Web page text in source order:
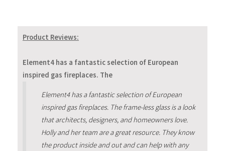
Product Reviews:
Element4 has a fantastic selection of European
inspired gas fireplaces. The
Element4 has a fantastic selection of European
inspired gas fireplaces. The frame-less glass is a look
that architects, designers, and homeowners love.
Holly and her team are a great resource. They know
the product inside and out and can help with any